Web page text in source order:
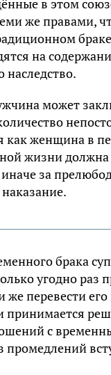
в этом
же правами,
на
наследство.
может
как женщина в
жизни должна
иначе за
брака
угодно раз
перевести его
принимается
с
промедлений